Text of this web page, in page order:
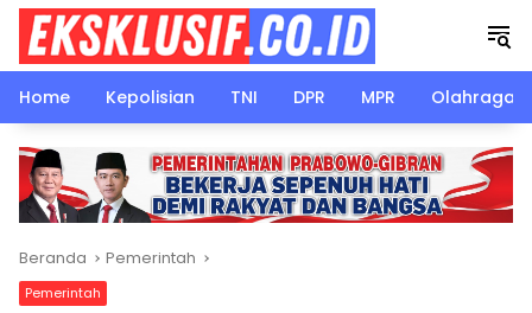
Langsung
konten
Home
Kepolisian TNI DPR MPR Olahraga
Beranda Pemerintah
Pemerintah